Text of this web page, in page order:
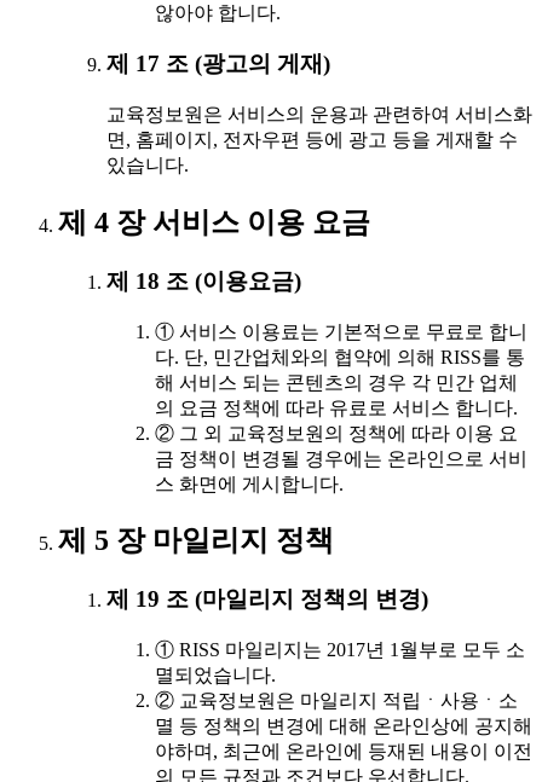
않아야 합니다.
제 17 조 (광고의 게재)
교육정보원은 서비스의 운용과 관련하여 서비스화
면, 홈페이지, 전자우편 등에 광고 등을 게재할 수
있습니다.
제 4 장 서비스 이용 요금
제 18 조 (이용요금)
① 서비스 이용료는 기본적으로 무료로 합니
다. 단, 민간업체와의 협약에 의해 RISS를 통
해 서비스 되는 콘텐츠의 경우 각 민간 업체
의 요금 정책에 따라 유료로 서비스 합니다.
② 그 외 교육정보원의 정책에 따라 이용 요
금 정책이 변경될 경우에는 온라인으로 서비
스 화면에 게시합니다.
제 5 장 마일리지 정책
제 19 조 (마일리지 정책의 변경)
① RISS 마일리지는 2017년 1월부로 모두 소
멸되었습니다.
② 교육정보원은 마일리지 적립ㆍ사용ㆍ소
멸 등 정책의 변경에 대해 온라인상에 공지해
야하며, 최근에 온라인에 등재된 내용이 이전
의 모든 규정과 조건보다 우선합니다.